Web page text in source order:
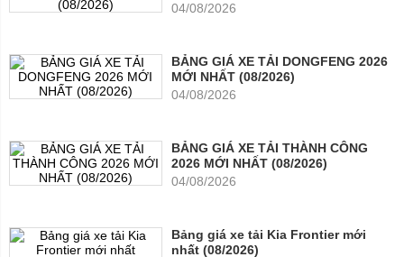
04/08/2026
BẢNG GIÁ XE TẢI DONGFENG 2026
MỚI NHẤT (08/2026)
04/08/2026
BẢNG GIÁ XE TẢI THÀNH CÔNG
2026 MỚI NHẤT (08/2026)
04/08/2026
Bảng giá xe tải Kia Frontier mới
nhất (08/2026)